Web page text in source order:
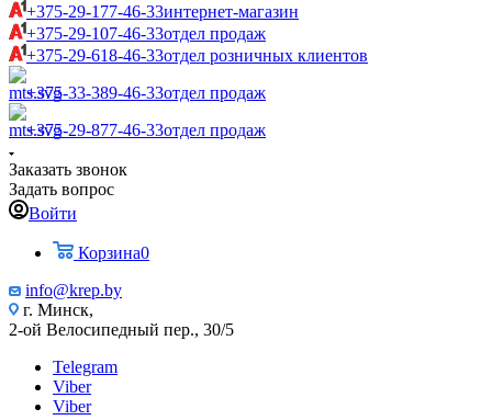
+375-29-177-46-33интернет-магазин
+375-29-107-46-33отдел продаж
+375-29-618-46-33отдел розничных клиентов
+375-33-389-46-33отдел продаж
+375-29-877-46-33отдел продаж
Заказать звонок
Задать вопрос
Войти
Корзина0
info@krep.by
г. Минск,
2-ой Велосипедный пер., 30/5
Telegram
Viber
Viber